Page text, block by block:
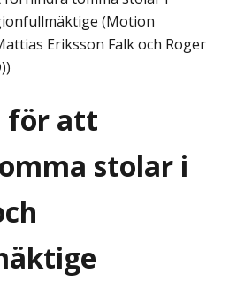
(Motion
Eriksson Falk och Roger
för att
stolar i